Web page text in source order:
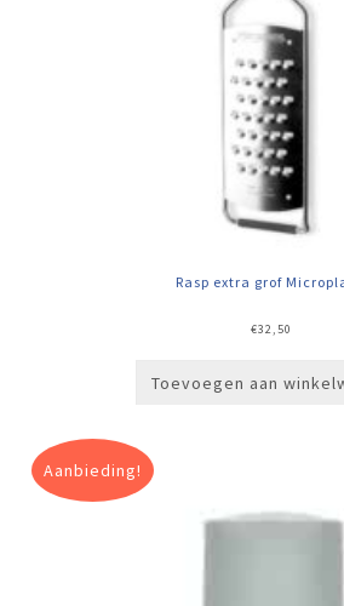
Rasp extra grof
€32,50
Toevoegen aan
Aanbieding!